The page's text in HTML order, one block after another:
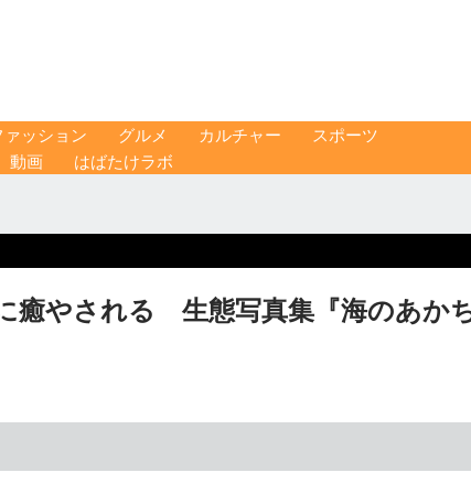
ァッション グルメ カルチャー
スポーツ
動画 はばたけラボ
癒やされる 生態写真集『海のあか